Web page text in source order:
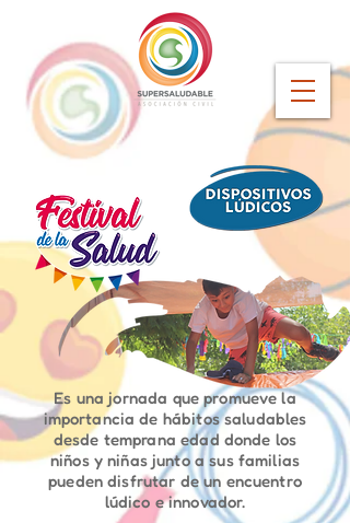
Es una jornada que promueve la
importancia de hábitos saludables
desde temprana edad donde los
niños y niñas junto a sus familias
pueden disfrutar de un encuentro
lúdico e innovador.